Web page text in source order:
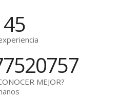
45
MEJOR?